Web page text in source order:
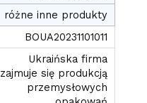
różne inne produkty
BOUA20231101011
Ukraińska firma
zajmuje się produkcją
przemysłowych